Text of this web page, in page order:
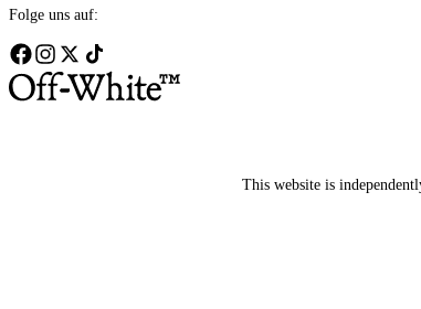
Folge uns auf:
This website is